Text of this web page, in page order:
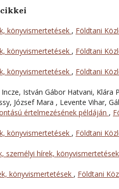
cikkei
könyvismertetések , Földtani
könyvismertetések , Földtani
könyvismertetések , Földtani
István Gábor Hatvani, Klára
József Mara , Levente Vihar,
értelmezésének példáján ,
könyvismertetések , Földtani
személyi hírek, könyvismertetések
könyvismertetések , Földtani